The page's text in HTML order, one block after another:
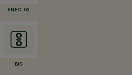
ENEC-03
BIS